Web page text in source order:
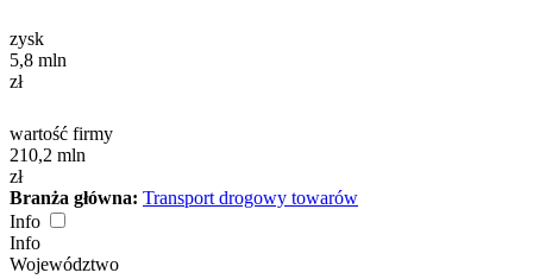
zysk
5,8 mln
zł
wartość firmy
210,2 mln
zł
Branża główna: Transport drogowy towarów
Info
Info
Województwo